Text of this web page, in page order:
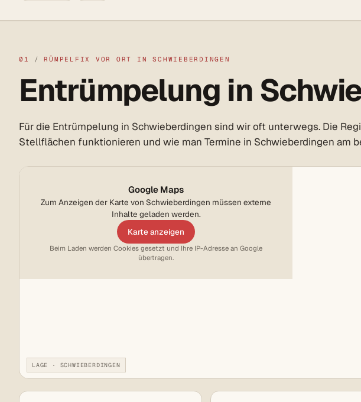
01 / RÜMPELFIX VOR ORT IN SCHWIEBERDINGEN
Entrümpelung in
Für die Entrümpelung in Schwieberdingen sind wir oft unterwegs. Die
Stellflächen funktionieren und wie man Termine in Schwieberdingen am
Google Maps
Zum Anzeigen der Karte von Schwieberdingen müssen externe
Inhalte geladen werden.
Karte anzeigen
Beim Laden werden Cookies gesetzt und Ihre IP-Adresse an Google
übertragen.
LAGE · SCHWIEBERDINGEN